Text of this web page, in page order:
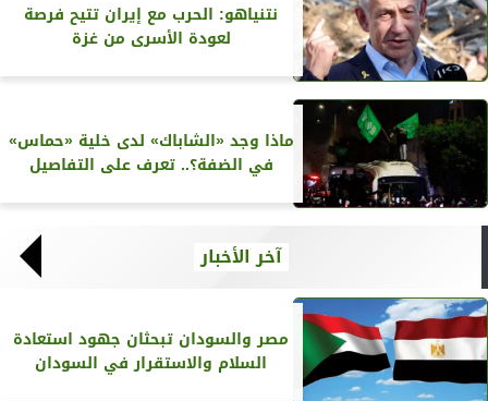
نتنياهو: الحرب مع إيران تتيح فرصة
لعودة الأسرى من غزة
ماذا وجد «الشاباك» لدى خلية «حماس»
في الضفة؟.. تعرف على التفاصيل
آخر الأخبار
مصر والسودان تبحثان جهود استعادة
السلام والاستقرار في السودان